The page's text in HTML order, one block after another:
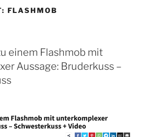
FLASHMOB
einem Flashmob mit
Aussage: Bruderkuss –